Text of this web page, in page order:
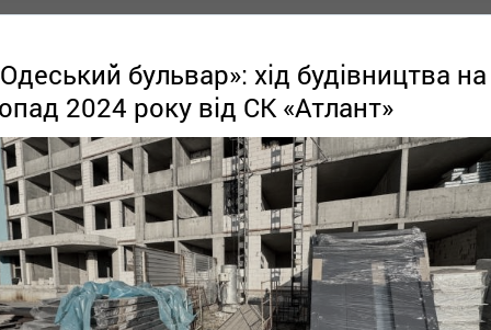
бульвар»: хід будівництва на
2024 року від СК «Атлант»